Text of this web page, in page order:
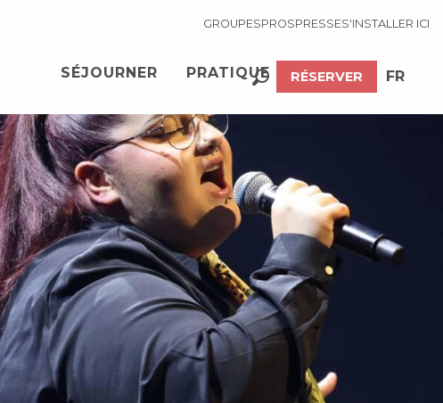
RÉSERVER
Recherche
FR
GROUPESPROSPRESSES'INSTALLER ICI
SÉJOURNER PRATIQUE